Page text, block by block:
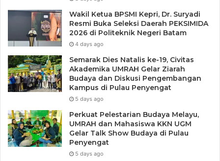
diterjemahkan seolah ada relasi dominasi dan subordinasi.
Padahal jika diamati secara langsung maupun dari
berbagai pemberitaan serta publikasi di media sosial
keduanya, realitas komunikasi yang terlihat tidak
sesederhana narasi yang berkembang di media sosial.
Wakil Ketua BPSMI Kepri, Dr. Suryadi
Resmi Buka Seleksi Daerah PEKSIMIDA
2026 di Politeknik Negeri Batam
4 days ago
Semarak Dies Natalis ke-19, Civitas
Akademika UMRAH Gelar Ziarah
Budaya dan Diskusi Pengembangan
Kampus di Pulau Penyengat
5 days ago
Perkuat Pelestarian Budaya Melayu,
UMRAH dan Mahasiswa KKN UGM
Gelar Talk Show Budaya di Pulau
Penyengat
5 days ago